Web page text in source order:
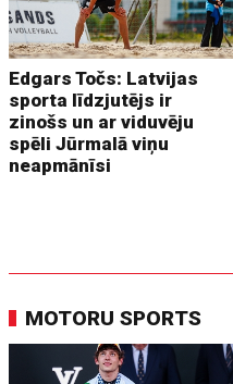
Edgars Točs: Latvijas
sporta līdzjutējs ir
zinošs un ar viduvēju
spēli Jūrmalā viņu
neapmānīsi
MOTORU SPORTS